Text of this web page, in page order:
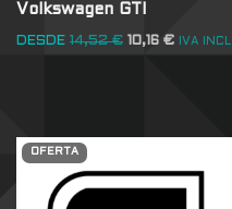
Volkswagen GTI
DESDE 14,52€ 10,16 € IVA INCL
OFERTA